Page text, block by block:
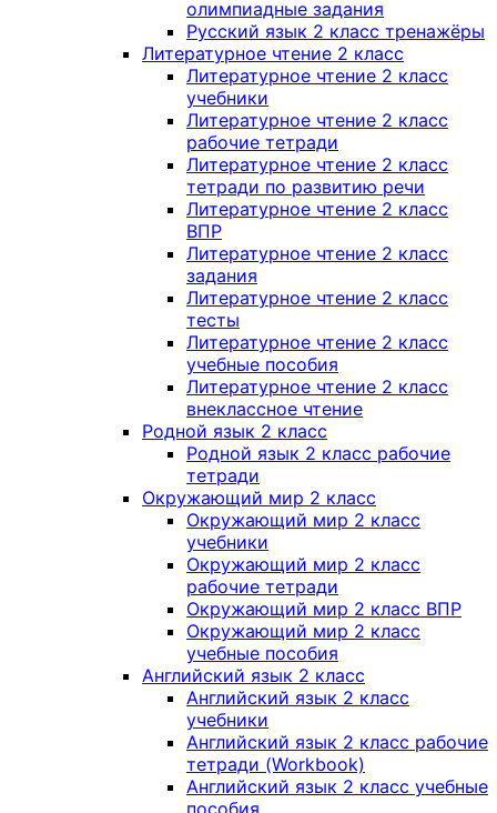
олимпиадные задания
Русский язык 2 класс тренажёры
Литературное чтение 2 класс
Литературное чтение 2 класс
учебники
Литературное чтение 2 класс
рабочие тетради
Литературное чтение 2 класс
тетради по развитию речи
Литературное чтение 2 класс
ВПР
Литературное чтение 2 класс
задания
Литературное чтение 2 класс
тесты
Литературное чтение 2 класс
учебные пособия
Литературное чтение 2 класс
внеклассное чтение
Родной язык 2 класс
Родной язык 2 класс рабочие
тетради
Окружающий мир 2 класс
Окружающий мир 2 класс
учебники
Окружающий мир 2 класс
рабочие тетради
Окружающий мир 2 класс ВПР
Окружающий мир 2 класс
учебные пособия
Английский язык 2 класс
Английский язык 2 класс
учебники
Английский язык 2 класс рабочие
тетради (Workbook)
Английский язык 2 класс учебные
пособия